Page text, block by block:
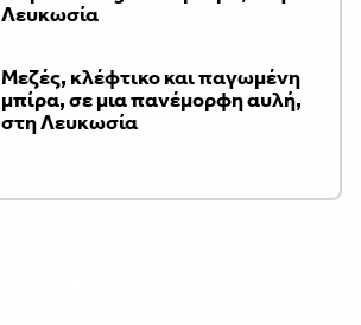
Λευκωσία
Μεζές, κλέφτικο και παγωμένη
μπίρα, σε μια πανέμορφη αυλή,
στη Λευκωσία